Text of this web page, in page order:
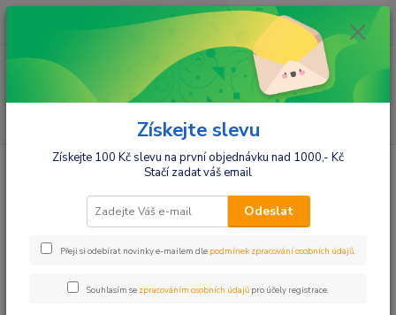
ks
za 0,00 Kč
Kojenecké potřeby Ohřívače lahví, sterilizátory
Ohřívače lahví, sterilizátory
Upřesnit parametry
Získejte slevu
Získejte 100 Kč slevu na první objednávku nad 1000,- Kč
Stačí zadat váš email
Odeslat
Přeji si odebírat novinky e-mailem dle podmínek zpracování osobních údajů.
Souhlasím se zpracováním osobních údajů pro účely registrace.